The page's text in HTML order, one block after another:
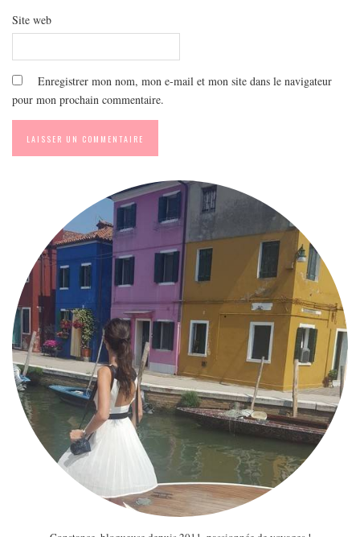
A PROPOS
Site web
Enregistrer mon nom, mon e-mail et mon site dans le navigateur
pour mon prochain commentaire.